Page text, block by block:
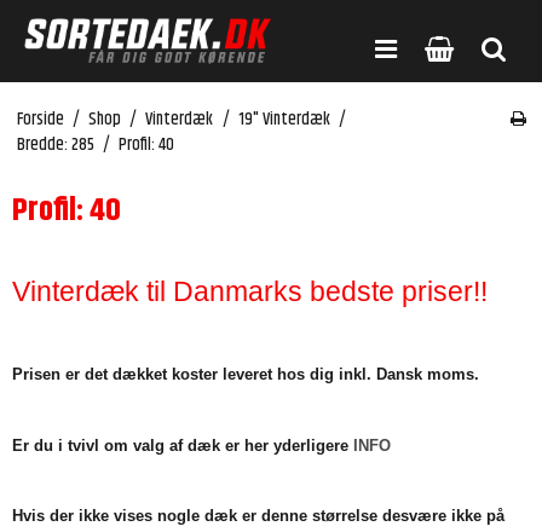
Forside / Shop / Vinterdæk / 19" Vinterdæk /
Bredde: 285 / Profil: 40
Profil: 40
Vinterdæk til Danmarks bedste priser!!
Prisen er det dækket koster leveret hos dig inkl. Dansk moms.
Er du i tvivl om valg af dæk er her yderligere INFO
Hvis der ikke vises nogle dæk er denne størrelse desvære ikke på